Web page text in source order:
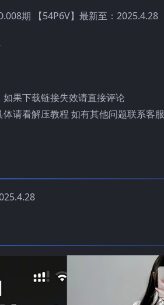
期 【54P6V】最新至：2025.4.28
如果下载链接失效请直接评论
请看解压教程 如有其他问题联系客服